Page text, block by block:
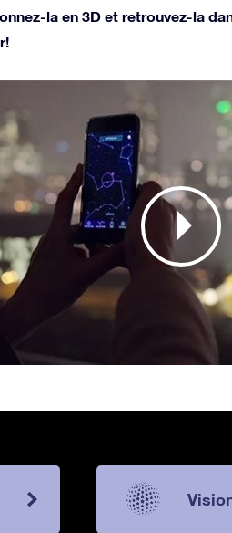
la en 3D et retrouvez-la